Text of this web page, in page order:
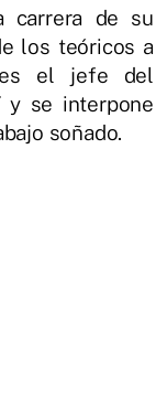
carrera de su
los teóricos a
es el jefe del
y se interpone
soñado.